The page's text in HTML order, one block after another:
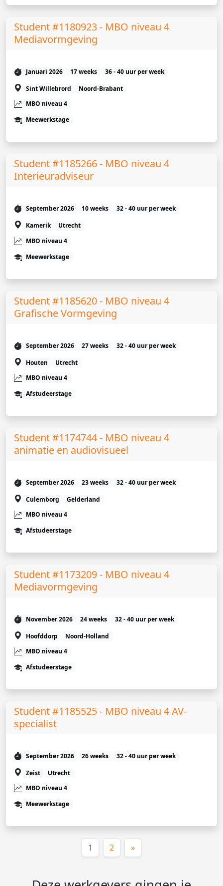
Student #1180923 - MBO niveau 4
Mediavormgeving
Januari 2026 17 weeks
36 - 40 uur per week
Sint Willebrord
Noord-Brabant
MBO niveau 4
Meewerkstage
Student #1185266 - MBO niveau 4
Interieuradviseur
September 2026 10 weeks
32 - 40 uur per week
Kamerik
Utrecht
MBO niveau 4
Meewerkstage
Student #1185620 - MBO niveau 4
Grafische Vormgeving
September 2026 27 weeks
32 - 40 uur per week
Houten
Utrecht
MBO niveau 4
Afstudeerstage
Student #1174744 - MBO niveau 4
animatie en audiovisueel
September 2026 23 weeks
32 - 40 uur per week
Culemborg
Gelderland
MBO niveau 4
Afstudeerstage
Student #1173209 - MBO niveau 4
Mediavormgeving
November 2026 24 weeks
32 - 40 uur per week
Hoofddorp
Noord-Holland
MBO niveau 4
Afstudeerstage
Student #1185525 - MBO niveau 4 AV-
specialist
September 2026 26 weeks
32 - 40 uur per week
Zeist
Utrecht
MBO niveau 4
Meewerkstage
1 (huidige)
2 »